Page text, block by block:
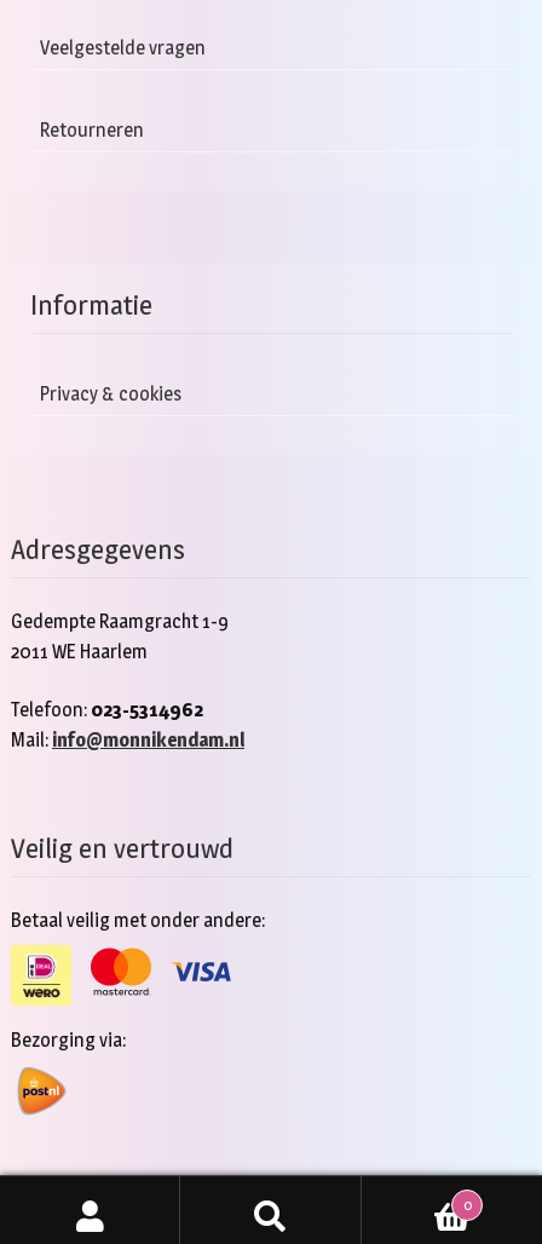
Veelgestelde vragen
Retourneren
Informatie
Privacy & cookies
Adresgegevens
Gedempte Raamgracht 1-9
2011 WE Haarlem
Telefoon: 023-5314962
Mail: info@monnikendam.nl
Veilig en vertrouwd
Betaal veilig met onder andere:
Bezorging via:
Copyright 2026 - Jan Monnikendam
ZOEKEN
0